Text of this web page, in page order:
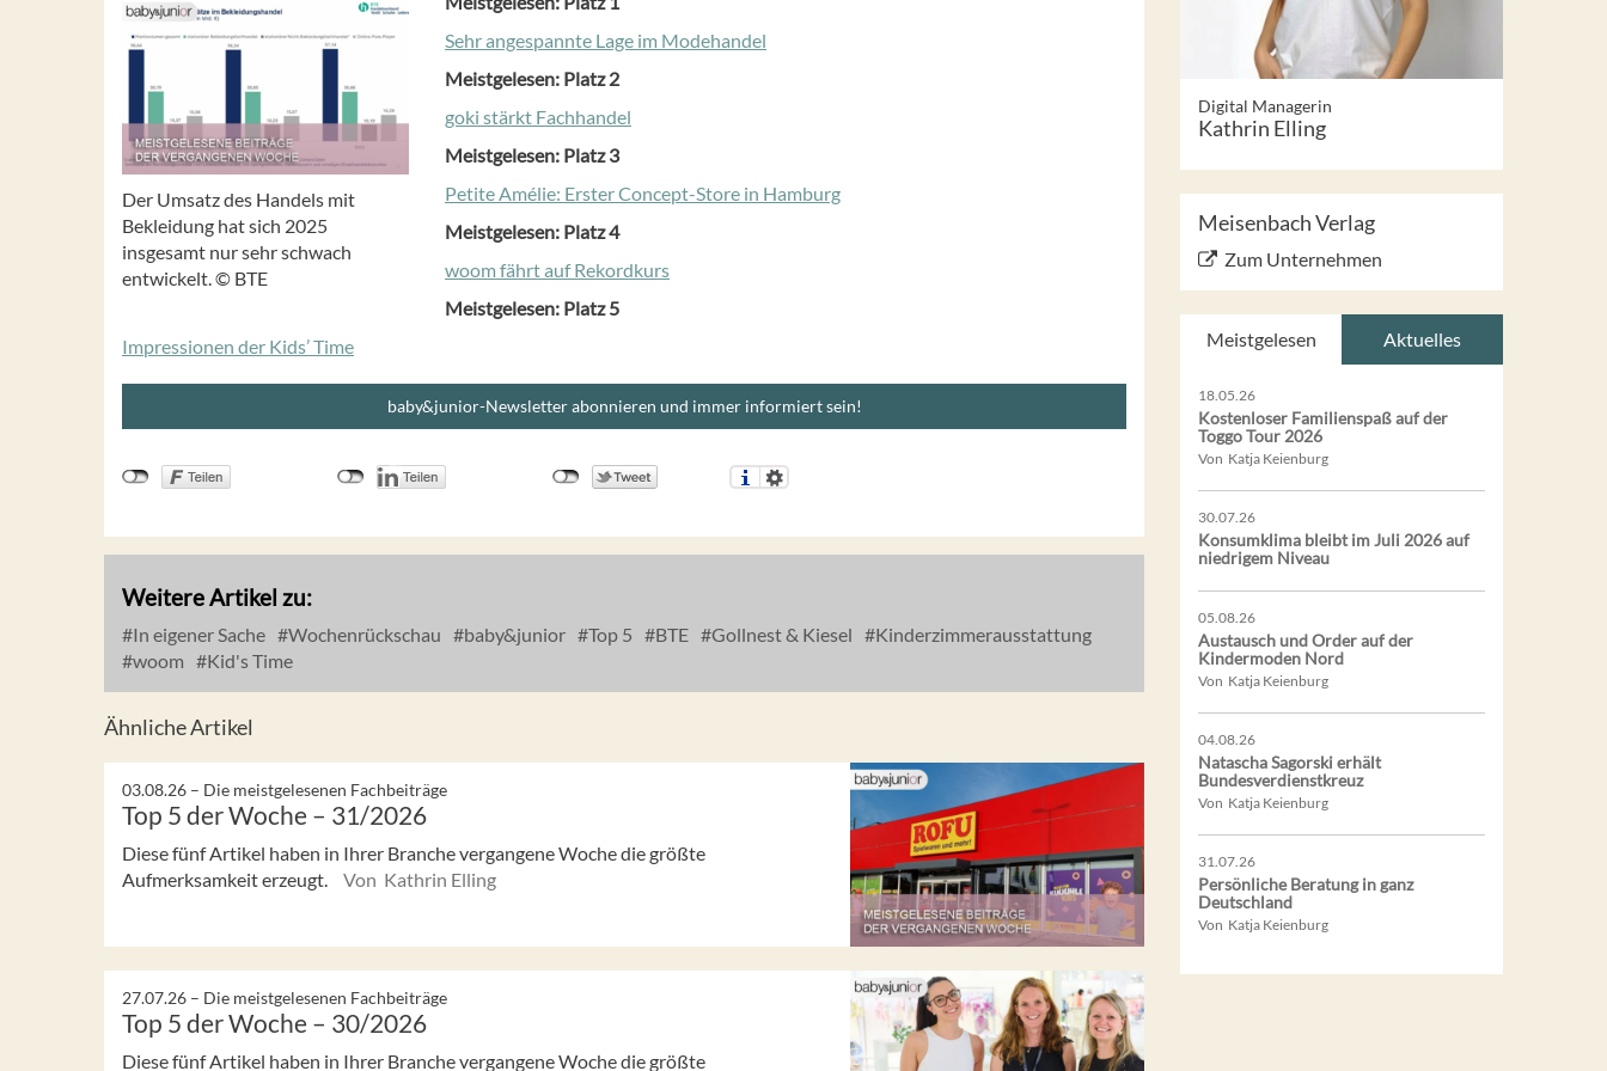
Der Umsatz des Handels mit
Bekleidung hat sich 2025
insgesamt nur sehr schwach
entwickelt. © BTE
Sehr angespannte Lage im Modehandel
Meistgelesen: Platz 2
goki stärkt Fachhandel
Meistgelesen: Platz 3
Petite Amélie: Erster Concept-Store in Hamburg
Meistgelesen: Platz 4
woom fährt auf Rekordkurs
Meistgelesen: Platz 5
Impressionen der Kids’ Time
baby&junior-Newsletter abonnieren und immer informiert sein!
Weitere Artikel zu:
In eigener Sache Wochenrückschau baby&junior Top 5 BTE Gollnest & Kiesel
Kinderzimmerausstattung
woom
Kid's Time
Ähnliche Artikel
03.08.26 – Die meistgelesenen Fachbeiträge
Top 5 der Woche – 31/2026
Diese fünf Artikel haben in Ihrer Branche vergangene Woche die größte
Aufmerksamkeit erzeugt.
Von Kathrin Elling
27.07.26 – Die meistgelesenen Fachbeiträge
Top 5 der Woche – 30/2026
Diese fünf Artikel haben in Ihrer Branche vergangene Woche die größte
Digital Managerin
Kathrin Elling
Meisenbach Verlag
Zum Unternehmen
Meistgelesen Aktuelles
18.05.26
Kostenloser Familienspaß auf der
Toggo Tour 2026
Von Katja Keienburg
30.07.26
Konsumklima bleibt im Juli 2026 auf
niedrigem Niveau
05.08.26
Austausch und Order auf der
Kindermoden Nord
Von Katja Keienburg
04.08.26
Natascha Sagorski erhält
Bundesverdienstkreuz
Von Katja Keienburg
31.07.26
Persönliche Beratung in ganz
Deutschland
Von Katja Keienburg